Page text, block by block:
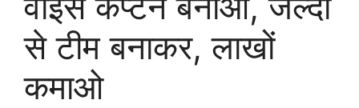
से टीम बनाकर, लाखों
कमाओ